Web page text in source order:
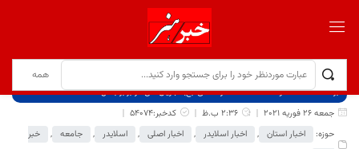
برگ نخست نوشته‌ها
?حضرت علی (ع)؛ جریان حق در برابر باطل
جمعه 26 فوریه 2021
2:36 ب.ظ
کدخبر:54074
حوزه:
اخبار استان , اخبار اسلایدر , اخبار اصلی , اسلایدر , جامعه ,
خبر